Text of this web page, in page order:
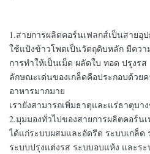
1.สายการผลิตคอร์นเฟลกส์เป็นสาย
ใช้แป้งข้าวโพดเป็นวัตถุดิบหลัก มีควา
การทำให้เป็นเม็ด ผลัดใบ ทอด ปรุงรส
ลักษณะเด่นของเกล็ดคือประกอบด้วย
อาหารมากมาย
เรายังสามารถเพิ่มธาตุและแร่ธาตุบา
2.มุมมองทั่วไปของสายการผลิตคอร์น
ได้แก่ระบบผสมและอัดรีด ระบบเกล็ด
ระบบปรุงแต่งรส ระบบอบแห้ง และร